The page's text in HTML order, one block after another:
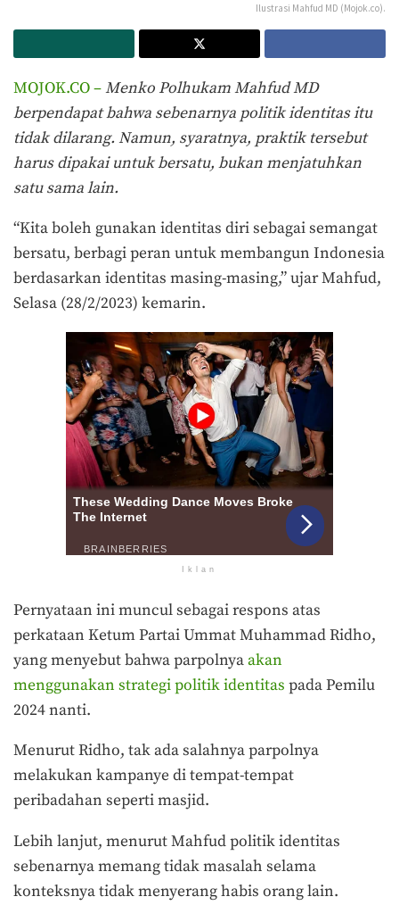
Ilustrasi Mahfud MD (Mojok.co).
MOJOK.CO –Menko Polhukam Mahfud MD
berpendapat bahwa sebenarnya politik identitas itu
tidak dilarang. Namun, syaratnya, praktik tersebut
harus dipakai untuk bersatu, bukan menjatuhkan
satu sama lain.
“Kita boleh gunakan identitas diri sebagai semangat
bersatu, berbagi peran untuk membangun Indonesia
berdasarkan identitas masing-masing,” ujar Mahfud,
Selasa (28/2/2023) kemarin.
Iklan
Pernyataan ini muncul sebagai respons atas
perkataan Ketum Partai Ummat Muhammad Ridho,
yang menyebut bahwa parpolnyaakan
menggunakan strategi politik identitas pada Pemilu
2024 nanti.
Menurut Ridho, tak ada salahnya parpolnya
melakukan kampanye di tempat-tempat
peribadahan seperti masjid.
Lebih lanjut, menurut Mahfud politik identitas
sebenarnya memang tidak masalah selama
konteksnya tidak menyerang habis orang lain.